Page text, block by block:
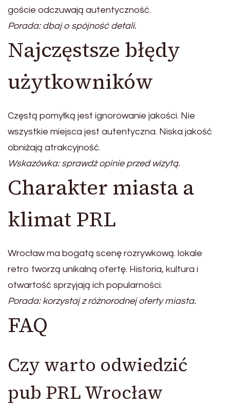
goście odczuwają autentyczność.
Porada: dbaj o spójność detali.
Najczęstsze błędy
użytkowników
Częstą pomyłką jest ignorowanie jakości. Nie
wszystkie miejsca jest autentyczna. Niska jakość
obniżają atrakcyjność.
Wskazówka: sprawdź opinie przed wizytą.
Charakter miasta a
klimat PRL
Wrocław ma bogatą scenę rozrywkową. lokale
retro tworzą unikalną ofertę. Historia, kultura i
otwartość sprzyjają ich popularności.
Porada: korzystaj z różnorodnej oferty miasta.
FAQ
Czy warto odwiedzić
pub PRL Wrocław